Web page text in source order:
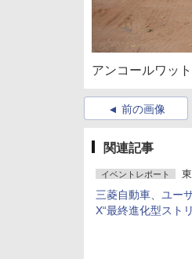
アンコールワッ
前の画像
関連記事
イベントレポート
三菱自動車、ユー
X“最終進化型スト